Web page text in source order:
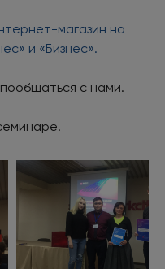
магазин на
и «Бизнес».
с нами.